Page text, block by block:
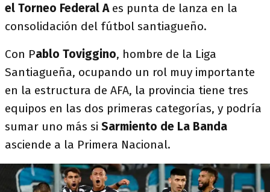
el Torneo Federal A es punta de lanza en la
consolidación del fútbol santiagueño.
Con Pablo Toviggino, hombre de la Liga
Santiagueña, ocupando un rol muy importante
en la estructura de AFA, la provincia tiene tres
equipos en las dos primeras categorías, y podría
sumar uno más si Sarmiento de La Banda
asciende a la Primera Nacional.